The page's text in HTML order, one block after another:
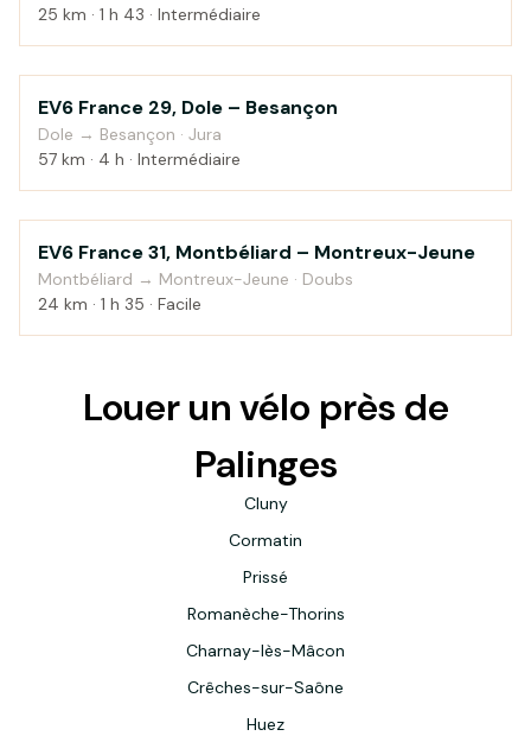
25 km · 1 h 43 · Intermédiaire
Campagne
EV6 France 29, Dole – Besançon
Dole → Besançon · Jura
57 km · 4 h · Intermédiaire
Au fil de l'eau
EV6 France 31, Montbéliard – Montreux-Jeune
Montbéliard → Montreux-Jeune · Doubs
24 km · 1 h 35 · Facile
Louer un vélo près de
Palinges
Cluny
Cormatin
Prissé
Romanèche-Thorins
Charnay-lès-Mâcon
Crêches-sur-Saône
Huez